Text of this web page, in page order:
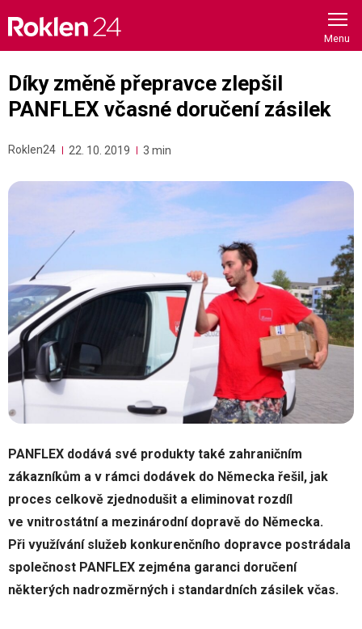
content
Díky změně přepravce zlepšil
PANFLEX včasné doručení zásilek
Roklen24 22. 10. 2019 3 min
PANFLEX dodává své produkty také zahraničním
zákazníkům a v rámci dodávek do Německa řešil, jak
proces celkově zjednodušit a eliminovat rozdíl
ve vnitrostátní a mezinárodní dopravě do Německa.
Při využívání služeb konkurenčního dopravce postrádala
společnost PANFLEX zejména garanci doručení
některých nadrozměrných i standardních zásilek včas.